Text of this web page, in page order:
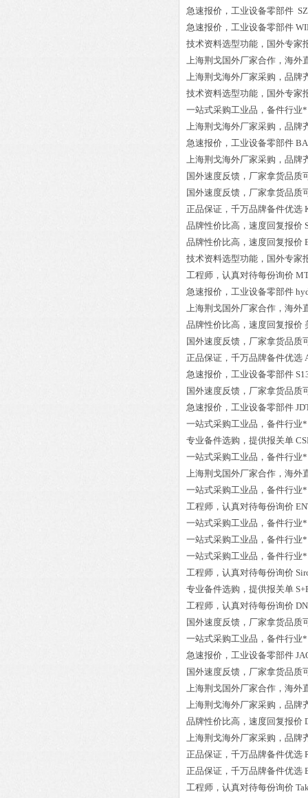
急速报价， 工业设备零部件
急速报价， 工业设备零部件
技术资料选型功能，国外专家
上海荆戈国外厂家合作，海外
上海荆戈海外厂家采购 ，品牌
技术资料选型功能，国外专家
一站式采购工业品 ， 备件行业*
上海荆戈海外厂家采购 ，品牌
急速报价， 工业设备零部件
上海荆戈海外厂家采购 ，品牌
国外速度反馈，厂家拿货品质
国外速度反馈，厂家拿货品质
正品保证 ，千万品牌备件优选
品牌性价比高 ，速度回复报价
品牌性价比高 ，速度回复报价
技术资料选型功能，国外专家
工程师 ，认真对待每份询价
急速报价， 工业设备零部件
上海荆戈国外厂家合作，海外
品牌性价比高 ，速度回复报价
国外速度反馈，厂家拿货品质
正品保证 ，千万品牌备件优选
急速报价， 工业设备零部件
国外速度反馈，厂家拿货品质
急速报价， 工业设备零部件
一站式采购工业品 ， 备件行业*
专业备件选购 ，提供报关单
一站式采购工业品 ， 备件行业*
上海荆戈国外厂家合作，海外
一站式采购工业品 ， 备件行业*
工程师 ，认真对待每份询价
一站式采购工业品 ， 备件行业*
一站式采购工业品 ， 备件行业*
一站式采购工业品 ， 备件行业*
工程师 ，认真对待每份询价
专业备件选购 ，提供报关单
工程师 ，认真对待每份询价
国外速度反馈，厂家拿货品质
一站式采购工业品 ， 备件行业*
急速报价， 工业设备零部件
国外速度反馈，厂家拿货品质
上海荆戈国外厂家合作，海外
上海荆戈海外厂家采购 ，品牌
品牌性价比高 ，速度回复报价
上海荆戈海外厂家采购 ，品牌
正品保证 ，千万品牌备件优选
正品保证 ，千万品牌备件优选
工程师 ，认真对待每份询价